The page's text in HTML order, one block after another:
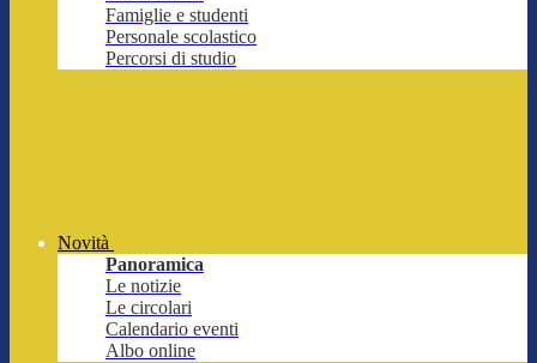
Famiglie e studenti
Personale scolastico
Percorsi di studio
Novità
Panoramica
Le notizie
Le circolari
Calendario eventi
Albo online